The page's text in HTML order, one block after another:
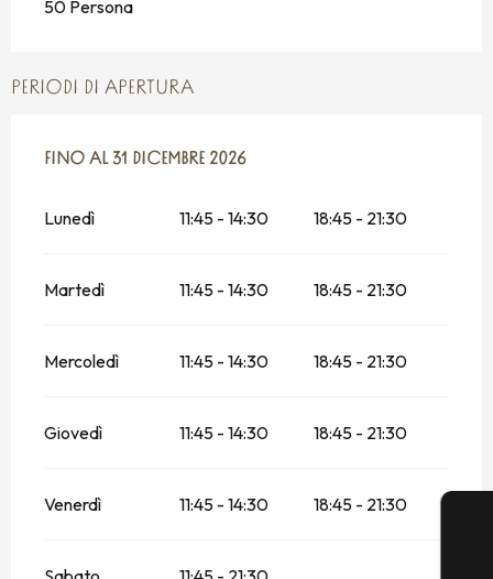
50 Persona
PERIODI DI APERTURA
DAL6 GENNAIO 2026AL31 DICEMBRE 2026
FINO AL31 DICEMBRE 2026
Lunedì 11:45 - 14:30 18:45 - 21:30
Martedì 11:45 - 14:30 18:45 - 21:30
Mercoledì 11:45 - 14:30 18:45 - 21:30
Giovedì 11:45 - 14:30 18:45 - 21:30
Venerdì 11:45 - 14:30 18:45 - 21:30